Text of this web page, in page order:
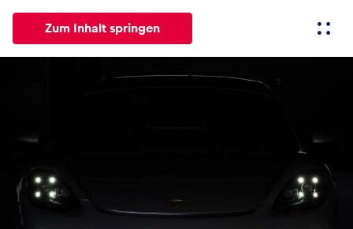
Zum Inhalt springen
News
Alle anzeigen